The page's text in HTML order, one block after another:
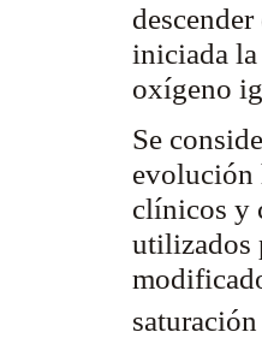
iniciada la
oxígeno
Se
evolución
clínicos y
utilizados